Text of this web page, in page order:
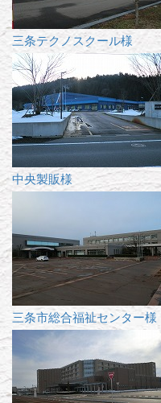
三条テクノスクール様
中央製販様
三条市総合福祉センター様